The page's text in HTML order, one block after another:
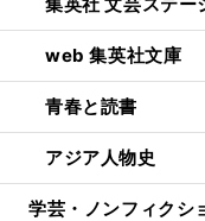
web 集英社文庫
青春と読書
アジア人物史
学芸・ノンフィクシ